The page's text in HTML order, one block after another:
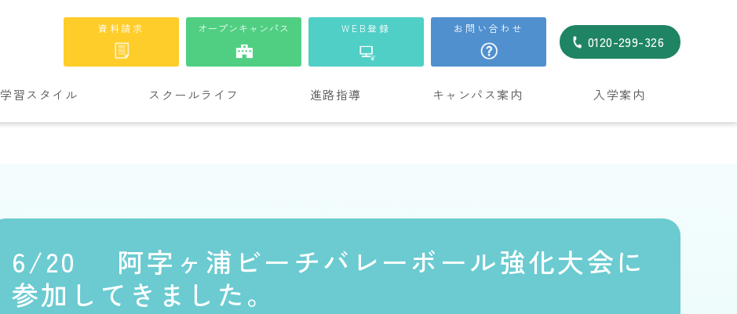
資料請求 オープンキャンパス WEB登録 お問い合わせ
0120-299-326
学習スタイル スクールライフ 進路指導 キャンパス案内 入学案内
6/20 阿字ヶ浦ビーチバレーボール強化大会に
参加してきました。